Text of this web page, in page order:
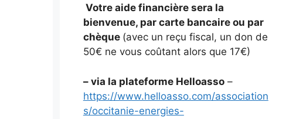
Votre aide financière sera la
bienvenue, par carte bancaire ou par
chèque (avec un reçu fiscal, un don de
50€ ne vous coûtant alors que 17€)
– via la plateforme Helloasso–
https://www.helloasso.com/association
s/occitanie-energies-